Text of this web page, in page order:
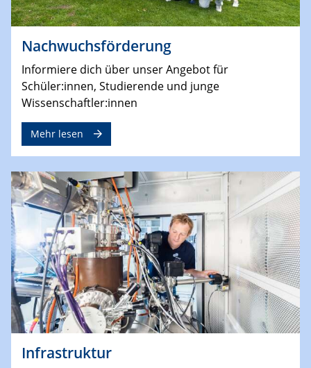
Nachwuchsförderung
Informiere dich über unser Angebot für
Schüler:innen, Studierende und junge
Wissenschaftler:innen
Mehr lesen
Infrastruktur